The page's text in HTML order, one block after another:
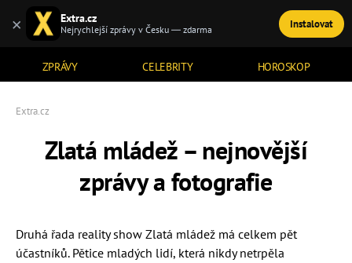
ZPRÁVY CELEBRITY HOROSKOP
TÉMATA
Extra.cz
Zlatá mládež – nejnovější
zprávy a fotografie
Druhá řada reality show Zlatá mládež má celkem pět
účastníků. Pětice mladých lidí, která nikdy netrpěla
× Extra.cz
Nejrychlejší zprávy v Česku — zdarma Instalovat